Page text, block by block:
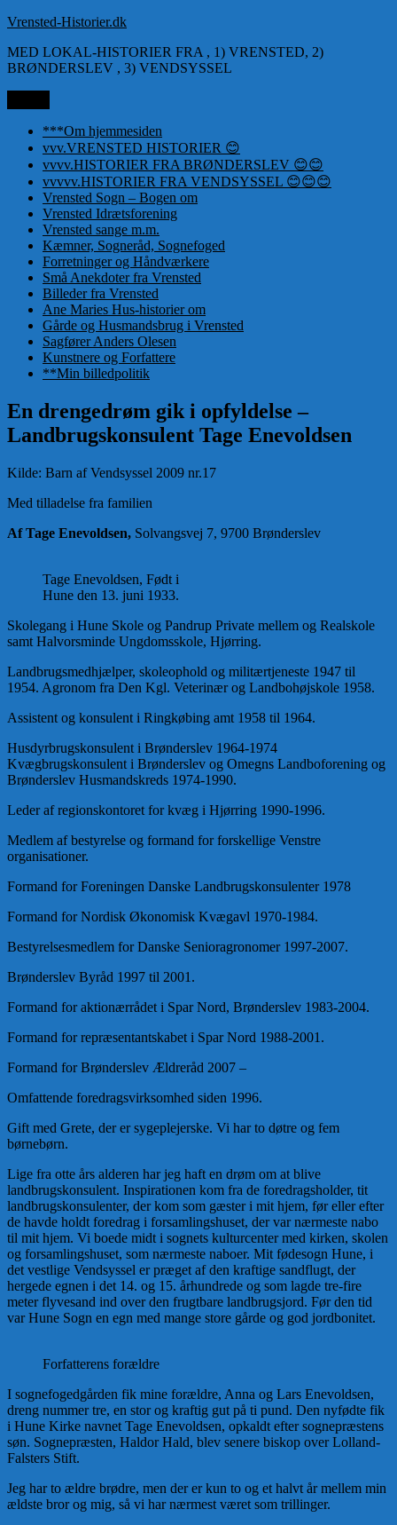
Videre
indhold
Vrensted-Historier.dk
MED LOKAL-HISTORIER FRA , 1) VRENSTED, 2)
BRØNDERSLEV , 3) VENDSYSSEL
***Om hjemmesiden
vvv.VRENSTED HISTORIER 😊
vvvv.HISTORIER FRA BRØNDERSLEV 😊😊
vvvvv.HISTORIER FRA VENDSYSSEL 😊😊😊
Vrensted Sogn – Bogen om
Vrensted Idrætsforening
Vrensted sange m.m.
Kæmner, Sogneråd, Sognefoged
Forretninger og Håndværkere
Små Anekdoter fra Vrensted
Billeder fra Vrensted
Ane Maries Hus-historier om
Gårde og Husmandsbrug i Vrensted
Sagfører Anders Olesen
Kunstnere og Forfattere
**Min billedpolitik
En drengedrøm gik i opfyldelse –
Landbrugskonsulent Tage Enevoldsen
Kilde: Barn af Vendsyssel 2009 nr.17
Med tilladelse fra familien
Af Tage Enevoldsen, Solvangsvej 7, 9700 Brønderslev
Tage Enevoldsen, Født i
Hune den 13. juni 1933.
Skolegang i Hune Skole og Pandrup Private mellem og Realskole
samt Halvorsminde Ungdomsskole, Hjørring.
Landbrugsmedhjælper, skoleophold og militærtjeneste 1947 til
1954. Agronom fra Den Kgl. Veterinær og Landbohøjskole 1958.
Assistent og konsulent i Ringkøbing amt 1958 til 1964.
Husdyrbrugskonsulent i Brønderslev 1964-1974
Kvægbrugskonsulent i Brønderslev og Omegns Landboforening og
Brønderslev Husmandskreds 1974-1990.
Leder af regionskontoret for kvæg i Hjørring 1990-1996.
Medlem af bestyrelse og formand for forskellige Venstre
organisationer.
Formand for Foreningen Danske Landbrugskonsulenter 1978
Formand for Nordisk Økonomisk Kvægavl 1970-1984.
Bestyrelsesmedlem for Danske Senioragronomer 1997-2007.
Brønderslev Byråd 1997 til 2001.
Formand for aktionærrådet i Spar Nord, Brønderslev 1983-2004.
Formand for repræsentantskabet i Spar Nord 1988-2001.
Formand for Brønderslev Ældreråd 2007 –
Omfattende foredragsvirksomhed siden 1996.
Gift med Grete, der er sygeplejerske. Vi har to døtre og fem
børnebørn.
Lige fra otte års alderen har jeg haft en drøm om at blive
landbrugskonsulent. Inspirationen kom fra de foredragsholder, tit
landbrugskonsulenter, der kom som gæster i mit hjem, før eller efter
de havde holdt foredrag i forsamlingshuset, der var nærmeste nabo
til mit hjem. Vi boede midt i sognets kulturcenter med kirken, skolen
og forsamlingshuset, som nærmeste naboer. Mit fødesogn Hune, i
det vestlige Vendsyssel er præget af den kraftige sandflugt, der
hergede egnen i det 14. og 15. århundrede og som lagde tre-fire
meter flyvesand ind over den frugtbare landbrugsjord. Før den tid
var Hune Sogn en egn med mange store gårde og god jordbonitet.
Forfatterens forældre
I sognefogedgården fik mine forældre, Anna og Lars Enevoldsen,
dreng nummer tre, en stor og kraftig gut på ti pund. Den nyfødte fik
i Hune Kirke navnet Tage Enevoldsen, opkaldt efter sognepræstens
søn. Sognepræsten, Haldor Hald, blev senere biskop over Lolland-
Falsters Stift.
Jeg har to ældre brødre, men der er kun to og et halvt år mellem min
ældste bror og mig, så vi har nærmest været som trillinger.